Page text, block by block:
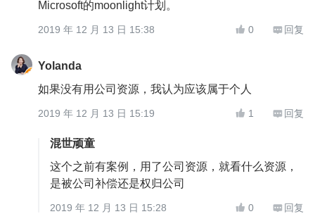
Microsoft的moonlight计划。
2019 年 12 月 13 日 15:38  0  回复
Yolanda
如果没有用公司资源，我认为应该属于个人
2019 年 12 月 13 日 15:19  1  回复
混世顽童
这个之前有案例，用了公司资源，就看什么资源，
是被公司补偿还是权归公司
2019 年 12 月 13 日 15:28  0  回复